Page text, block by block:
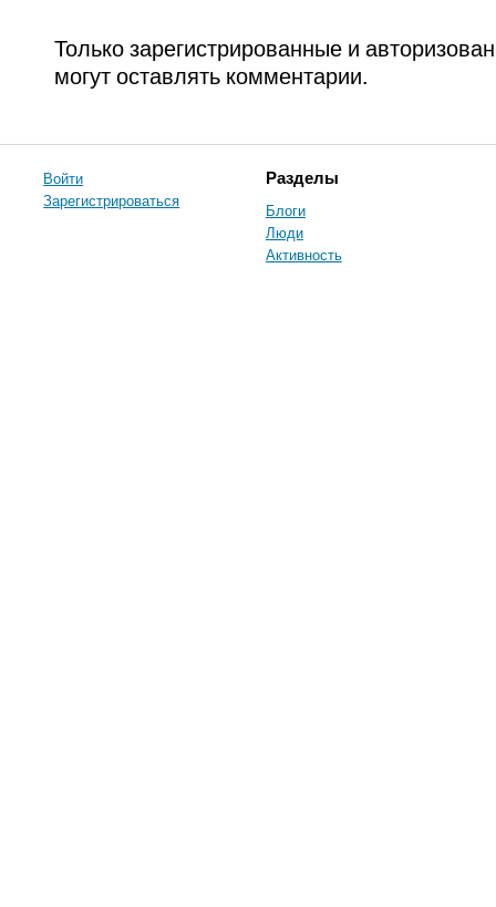
Только зарегистрированные и
могут оставлять комментарии.
Войти
Зарегистрироваться
Разделы
Блоги
Люди
Активность